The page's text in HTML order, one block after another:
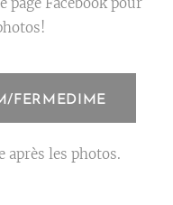
FERMEDIME
après les photos.